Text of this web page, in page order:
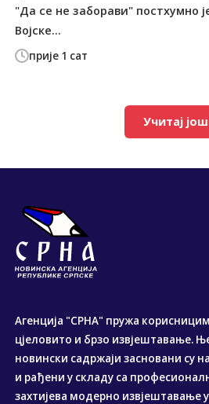
прије 1 сат
"Да се не заборави" постхумно
Војске...
Учитај још
Агенција "СРНА" пружа
цјеловито и брзо извјештавање.
новински садржаји засновани су
и рађени у складу са
захтијева модерно извјештавање